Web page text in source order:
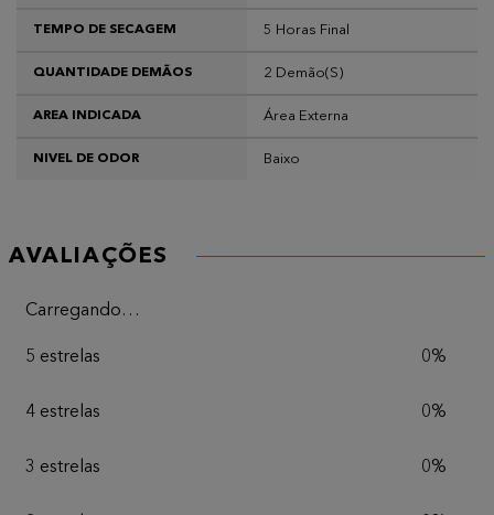
TEMPO DE SECAGEM 5 Horas Final
QUANTIDADE DEMÃOS 2 Demão(s)
AREA INDICADA Área Externa
NIVEL DE ODOR Baixo
AVALIAÇÕES
Carregando…
5 estrelas 0%
4 estrelas 0%
3 estrelas 0%